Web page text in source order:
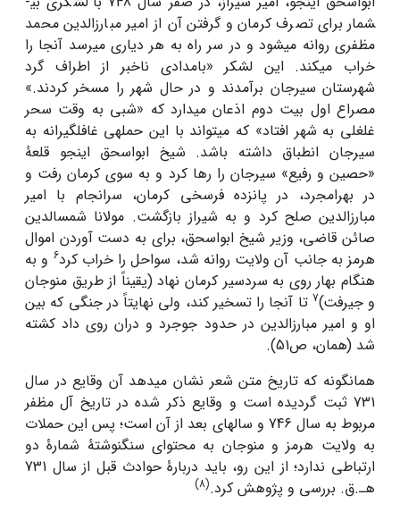
شمار برای تصرف کرمان و گرفتن آن از امیر مبارزالدین محمد
مظفری روانه می­شود و در سر راه به هر دیاری می­رسد آنجا را
خراب می­کند. این لشکر «بامدادی ناخبر از اطراف گرد
شهرستان سیرجان برآمدند و در حال شهر را مسخر کردند.»
مصراع اول بیت دوم اذعان می­دارد که «شبی به وقت سحر
غلغلی به شهر افتاد» که می­تواند با این حمله­ی غافلگیرانه به
سیرجان انطباق داشته باشد. شیخ ابواسحق اینجو قلعۀ
«حصین و رفیع» سیرجان را رها کرد و به سوی کرمان رفت و
در بهرامجرد، در پانزده فرسخی کرمان، سرانجام با امیر
مبارزالدین صلح کرد و به شیراز بازگشت. مولانا شمس­الدین
صائن قاضی، وزیر شیخ ابواسحق، برای به دست آوردن اموال
هرمز به جانب آن ولایت روانه شد، سواحل را خراب کرد6 و به
هنگام بهار روی به سردسیر کرمان نهاد (یقیناً از طریق منوجان
و جیرفت)7 تا آنجا را تسخیر کند، ولی نهایتاً در جنگی که بین
او و امیر مبارزالدین در حدود جوجرد و دران روی داد کشته
شد (همان، ص51).
همان­گونه که تاریخ متن شعر نشان می­دهد آن وقایع در سال
731 ثبت گردیده است و وقایع ذکر شده در تاریخ آل مظفر
مربوط به سال 746 و سال­های بعد از آن است؛ پس این حملات
به ولایت هرمز و منوجان به محتوای سنگ­نوشتۀ شمارۀ دو
ارتباطی ندارد؛ از این رو، باید دربارۀ حوادث قبل از سال 731
هـ.ق. بررسی و پژوهش کرد.(8)